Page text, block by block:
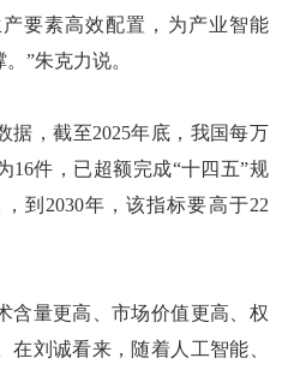
要素高效配置，为产业智能
”朱克力说。
，截至2025年底，我国每万
16件，已超额完成“十四五”规
到2030年，该指标要高于22
量更高、市场价值更高、权
刘诚看来，随着人工智能、